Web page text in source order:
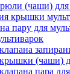
(чаши) для
крышки
пару для
(чаши)
пара